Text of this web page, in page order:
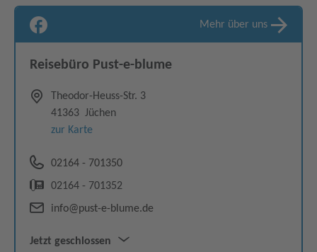
Mehr über uns
Reisebüro Pust-e-blume
Theodor-Heuss-Str. 3
41363 Jüchen
zur Karte
02164 - 701350
02164 - 701352
info@pust-e-blume.de
Jetzt geschlossen